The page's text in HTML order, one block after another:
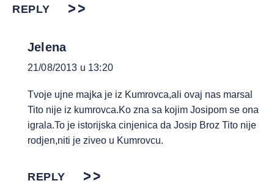
REPLY
Jelena
21/08/2013 u 13:20
Tvoje ujne majka je iz Kumrovca,ali ovaj nas marsal
Tito nije iz kumrovca.Ko zna sa kojim Josipom se ona
igrala.To je istorijska cinjenica da Josip Broz Tito nije
rodjen,niti je ziveo u Kumrovcu.
REPLY